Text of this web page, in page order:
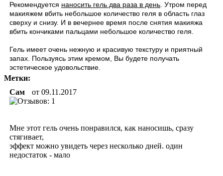
Рекомендуется наносить гель два раза в день . Утром перед
макияжем вбить небольшое количество геля в область глаз
сверху и снизу. И в вечернее время после снятия макияжа
вбить кончиками пальцами небольшое количество геля.
Гель имеет очень нежную и красивую текстуру и приятный
запах. Пользуясь этим кремом, Вы будете получать
эстетическое удовольствие.
Метки:
Сам
от 09.11.2017
Мне этот гель очень понравился, как наносишь, сразу
стягивает,
эффект можно увидеть через несколько дней. один
недостаток - мало